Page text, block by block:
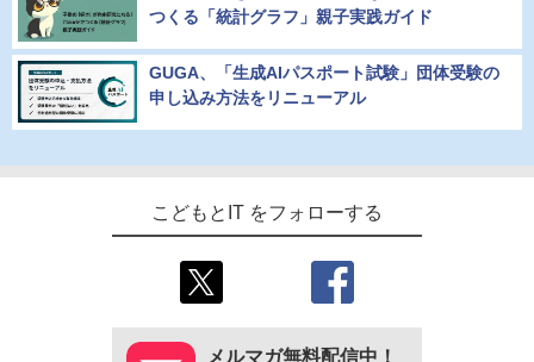
つくる「統計グラフ」親子実践ガイド
GUGA、「生成AIパスポート試験」団体受験の
申し込み方法をリニューアル
こどもとIT をフォローする
メルマガ無料配信中！